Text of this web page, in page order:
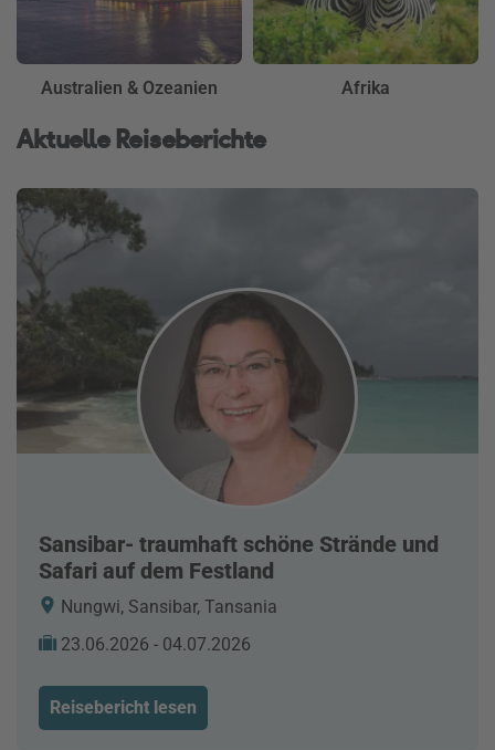
Australien & Ozeanien Afrika
Aktuelle Reiseberichte
Sansibar- traumhaft schöne Strände und
Safari auf dem Festland
Nungwi, Sansibar, Tansania
23.06.2026 - 04.07.2026
Reisebericht lesen